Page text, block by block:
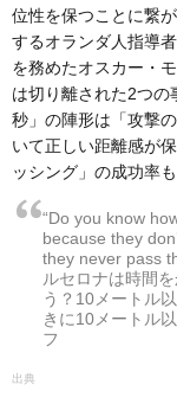
位性を保つことに繋
するオランダ人指導
を務めたオスカー・
は切り離された2つの
秒」の陣形は「攻撃
いて正しい距離感が
ッシング」の成功率も
“Do you know
because they
they never pass
ルセロナは時間
う？10メートル
きに10メートル
フ